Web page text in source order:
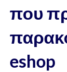
που
eshop